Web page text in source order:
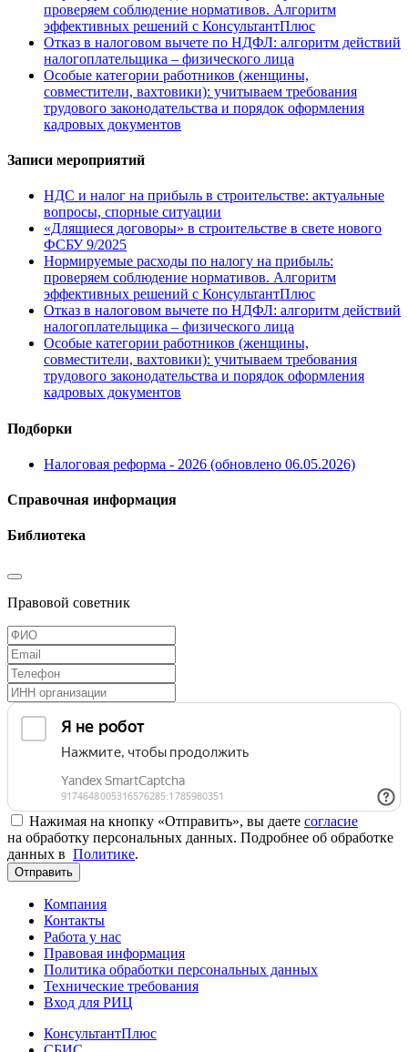
проверяем соблюдение нормативов. Алгоритм
эффективных решений с КонсультантПлюс
Отказ в налоговом вычете по НДФЛ: алгоритм действий
налогоплательщика – физического лица
Особые категории работников (женщины,
совместители, вахтовики): учитываем требования
трудового законодательства и порядок оформления
кадровых документов
Записи мероприятий
НДС и налог на прибыль в строительстве: актуальные
вопросы, спорные ситуации
«Длящиеся договоры» в строительстве в свете нового
ФСБУ 9/2025
Нормируемые расходы по налогу на прибыль:
проверяем соблюдение нормативов. Алгоритм
эффективных решений с КонсультантПлюс
Отказ в налоговом вычете по НДФЛ: алгоритм действий
налогоплательщика – физического лица
Особые категории работников (женщины,
совместители, вахтовики): учитываем требования
трудового законодательства и порядок оформления
кадровых документов
Подборки
Налоговая реформа - 2026 (обновлено 06.05.2026)
Справочная информация
Библиотека
Правовой советник
Нажимая на кнопку «Отправить», вы даете согласие
на обработку персональных данных. Подробнее об обработке
данных в Политике.
Отправить
Компания
Контакты
Работа у нас
Правовая информация
Политика обработки персональных данных
Технические требования
Вход для РИЦ
КонсультантПлюс